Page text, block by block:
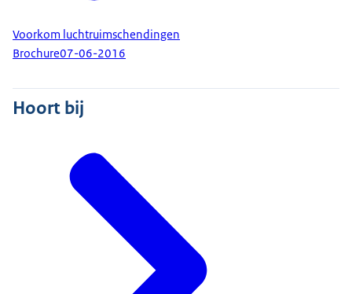
Voorkom luchtruimschendingen
Brochure07-06-2016
Hoort bij